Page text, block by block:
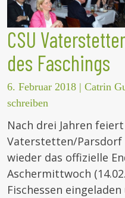
CSU
des Faschings
6. Februar 2018 | Catrin
schreiben
Nach drei Jahren
Vaterstetten/Parsdorf
wieder das offizielle
Aschermittwoch
Fischessen